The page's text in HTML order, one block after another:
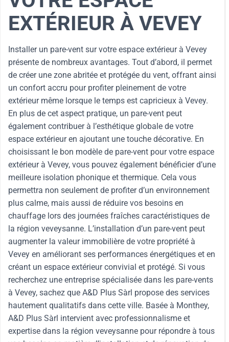
EXTÉRIEUR À VEVEY
Installer un pare-vent sur votre espace extérieur à Vevey
présente de nombreux avantages. Tout d’abord, il permet
de créer une zone abritée et protégée du vent, offrant ainsi
un confort accru pour profiter pleinement de votre
extérieur même lorsque le temps est capricieux à Vevey.
En plus de cet aspect pratique, un pare-vent peut
également contribuer à l’esthétique globale de votre
espace extérieur en ajoutant une touche décorative. En
choisissant le bon modèle de pare-vent pour votre espace
extérieur à Vevey, vous pouvez également bénéficier d’une
meilleure isolation phonique et thermique. Cela vous
permettra non seulement de profiter d’un environnement
plus calme, mais aussi de réduire vos besoins en
chauffage lors des journées fraîches caractéristiques de
la région veveysanne. L’installation d’un pare-vent peut
augmenter la valeur immobilière de votre propriété à
Vevey en améliorant ses performances énergétiques et en
créant un espace extérieur convivial et protégé. Si vous
recherchez une entreprise spécialisée dans les pare-vents
à Vevey, sachez que A&D Plus Sàrl propose des services
hautement qualitatifs dans cette ville. Basée à Monthey,
A&D Plus Sàrl intervient avec professionnalisme et
expertise dans la région veveysanne pour répondre à tous